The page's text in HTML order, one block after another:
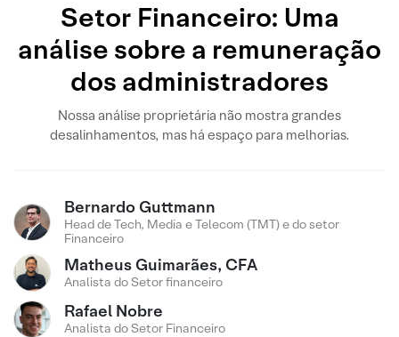
Setor Financeiro: Uma
análise sobre a remuneração
dos administradores
Nossa análise proprietária não mostra grandes
desalinhamentos, mas há espaço para melhorias.
Bernardo Guttmann
Head de Tech, Media e Telecom (TMT) e do setor
Financeiro
Matheus Guimarães, CFA
Analista do Setor financeiro
Rafael Nobre
Analista do Setor Financeiro